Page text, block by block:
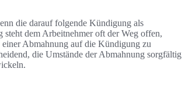
die darauf folgende Kündigung als
dem Arbeitnehmer oft der Weg offen,
einer Abmahnung auf die Kündigung zu
die Umstände der Abmahnung sorgfältig